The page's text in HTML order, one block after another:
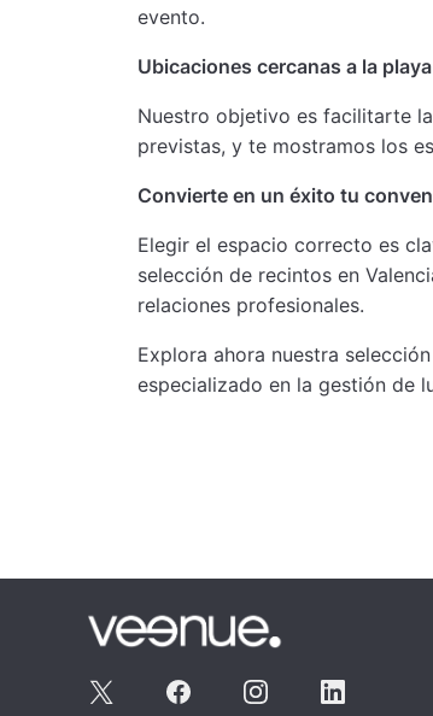
evento.
Ubicaciones cercanas a la
Nuestro objetivo es facilitarte
previstas, y te mostramos los
Convierte en un éxito tu
Elegir el espacio correcto es
selección de recintos en
relaciones profesionales.
Explora ahora nuestra
especializado en la gestión de